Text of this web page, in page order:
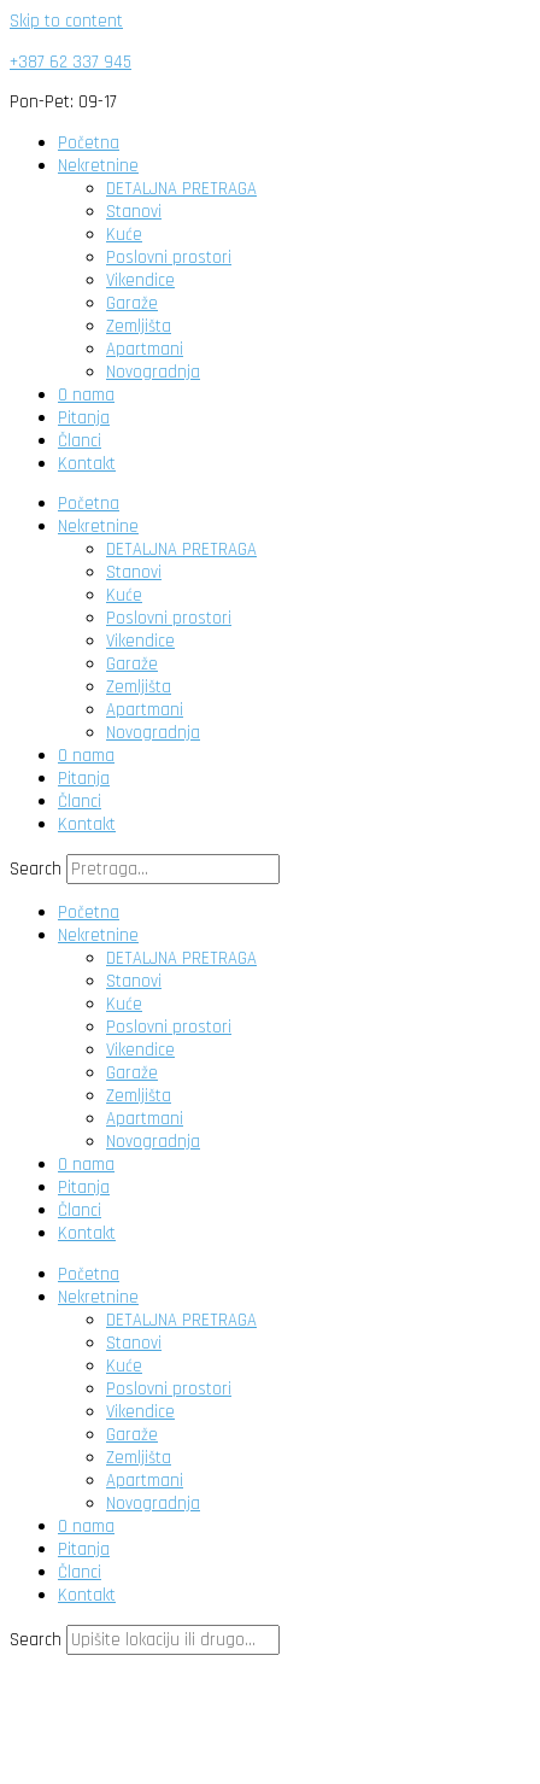
Skip to content
+387 62 337 945
Pon-Pet: 09-17
Početna
Nekretnine
DETALJNA PRETRAGA
Stanovi
Kuće
Poslovni prostori
Vikendice
Garaže
Zemljišta
Apartmani
Novogradnja
O nama
Pitanja
Članci
Kontakt
Početna
Nekretnine
DETALJNA PRETRAGA
Stanovi
Kuće
Poslovni prostori
Vikendice
Garaže
Zemljišta
Apartmani
Novogradnja
O nama
Pitanja
Članci
Kontakt
Search
Početna
Nekretnine
DETALJNA PRETRAGA
Stanovi
Kuće
Poslovni prostori
Vikendice
Garaže
Zemljišta
Apartmani
Novogradnja
O nama
Pitanja
Članci
Kontakt
Početna
Nekretnine
DETALJNA PRETRAGA
Stanovi
Kuće
Poslovni prostori
Vikendice
Garaže
Zemljišta
Apartmani
Novogradnja
O nama
Pitanja
Članci
Kontakt
Search